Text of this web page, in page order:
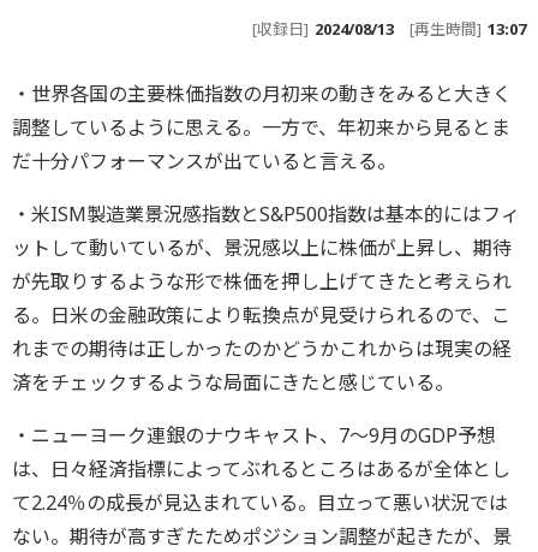
[収録日] 2024/08/13 [再生時間] 13:07
・世界各国の主要株価指数の月初来の動きをみると大きく
調整しているように思える。一方で、年初来から見るとま
だ十分パフォーマンスが出ていると言える。
・米ISM製造業景況感指数とS&P500指数は基本的にはフィ
ットして動いているが、景況感以上に株価が上昇し、期待
が先取りするような形で株価を押し上げてきたと考えられ
る。日米の金融政策により転換点が見受けられるので、こ
れまでの期待は正しかったのかどうかこれからは現実の経
済をチェックするような局面にきたと感じている。
・ニューヨーク連銀のナウキャスト、7～9月のGDP予想
は、日々経済指標によってぶれるところはあるが全体とし
て2.24％の成長が見込まれている。目立って悪い状況では
ない。期待が高すぎたためポジション調整が起きたが、景